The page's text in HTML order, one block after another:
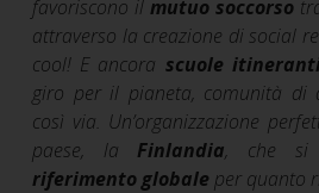
favoriscono il mutuo soccorso
attraverso la creazione di social
cool! E ancora scuole
giro per il pianeta, comunità di
così via. Un’organizzazione
paese, la Finlandia, che si
riferimento globale per quanto